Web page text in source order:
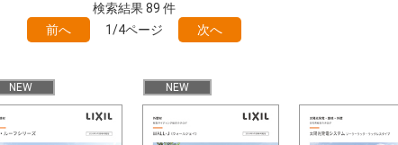
検索結果89 件
前へ
1/4ページ 次へ
NEW NEW